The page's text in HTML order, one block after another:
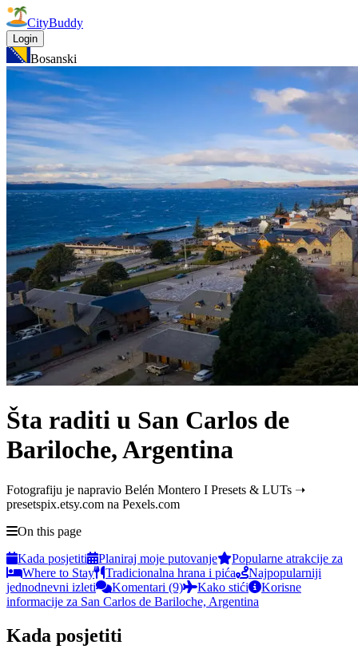
CityBuddy
Login
Bosanski
Šta raditi u San Carlos de
Bariloche, Argentina
Fotografiju je napravio Belén Montero I Presets & LUTs ➝
presetspix.etsy.com na Pexels.com
On this page
Kada posjetiti
Planiraj moje putovanje
Popularne atrakcije za
Where to Stay
Tradicionalna hrana i pića
Najpopularniji
jednodnevni izleti
Komentari (9) Kako stići
Korisne
informacije za San Carlos de Bariloche, Argentina
Kada posjetiti